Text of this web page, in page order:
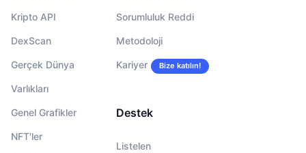
Kripto API
DexScan
Gerçek Dünya
Varlıkları
Genel Grafikler
NFT'ler
Sorumluluk Reddi
Metodoloji
Kariyer Bize katılın!
Destek
Listelen